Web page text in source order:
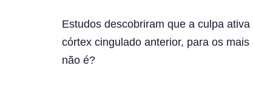
Estudos descobriram que a culpa
córtex cingulado anterior, para os
não é?